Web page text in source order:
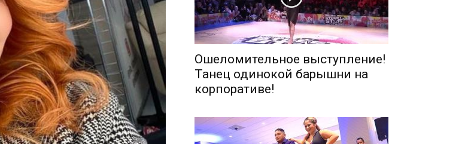
Ошеломительное выступление!
Танец одинокой барышни на
корпоративе!